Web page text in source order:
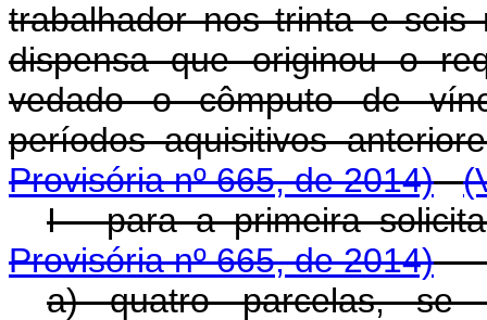
trabalhador nos trinta e
dispensa que originou o
vedado o cômputo de
períodos aquisitivos
Provisória nº 665, de 2014)
I - para a primeira
Provisória nº 665, de 2014)
a) quatro parcelas, se